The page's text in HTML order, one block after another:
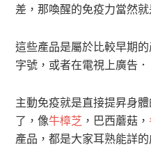
差，那喚醒的免疫力當然
這些產品是屬於比較早期
字號，或者在電視上廣告．
主動免疫就是直接提昇身
了，像牛樟芝 ，巴西蘑菇，
產品，都是大家耳熟能詳